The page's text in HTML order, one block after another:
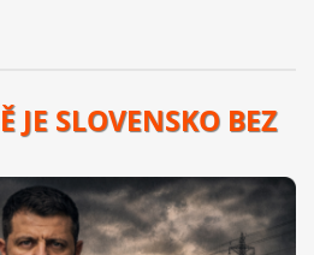
JE SLOVENSKO BEZ